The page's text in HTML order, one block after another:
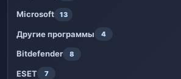
Microsoft 13
Другие программы 4
Bitdefender 8
ESET 7